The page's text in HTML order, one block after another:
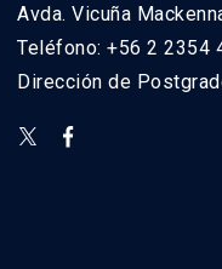
Avda. Vicuña
Teléfono: +56 2 2354
Dirección de